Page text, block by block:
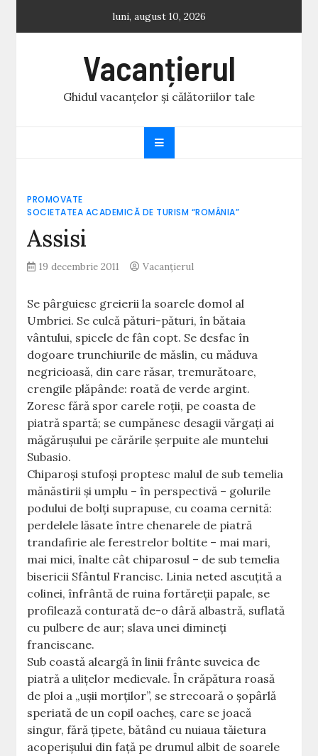
luni, august 10, 2026
Vacanțierul
Ghidul vacanțelor și călătoriilor tale
PROMOVATE
SOCIETATEA ACADEMICĂ DE TURISM “ROMÂNIA”
Assisi
19 decembrie 2011 Vacanțierul
Se pârguiesc greierii la soarele domol al
Umbriei. Se culcă pături-pături, în bătaia
vântului, spicele de fân copt. Se desfac în
dogoare trunchiurile de măslin, cu măduva
negricioasă, din care răsar, tremurătoare,
crengile plăpânde: roată de verde argint.
Zoresc fără spor carele roţii, pe coasta de
piatră spartă; se cumpănesc desagii vărgaţi ai
măgăruşului pe cărările şerpuite ale muntelui
Subasio.
Chiparoşi stufoşi proptesc malul de sub temelia
mănăstirii şi umplu – în perspectivă – golurile
podului de bolţi suprapuse, cu coama cernită:
perdelele lăsate între chenarele de piatră
trandafirie ale ferestrelor boltite – mai mari,
mai mici, înalte cât chiparosul – de sub temelia
bisericii Sfântul Francisc. Linia neted ascuţită a
colinei, înfrântă de ruina fortăreţii papale, se
profilează conturată de-o dâră albastră, suflată
cu pulbere de aur; slava unei dimineţi
franciscane.
Sub coastă aleargă în linii frânte suveica de
piatră a uliţelor medievale. În crăpătura roasă
de ploi a „uşii morţilor”, se strecoară o şopârlă
speriată de un copil oacheş, care se joacă
singur, fără ţipete, bătând cu nuiaua tăietura
acoperişului din faţă pe drumul albit de soarele